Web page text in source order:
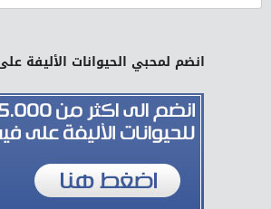
انضم لمحبي الحيوانات الأليفة